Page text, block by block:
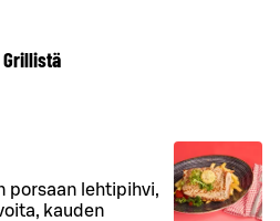
Grillistä
porsaan lehtipihvi,
kauden